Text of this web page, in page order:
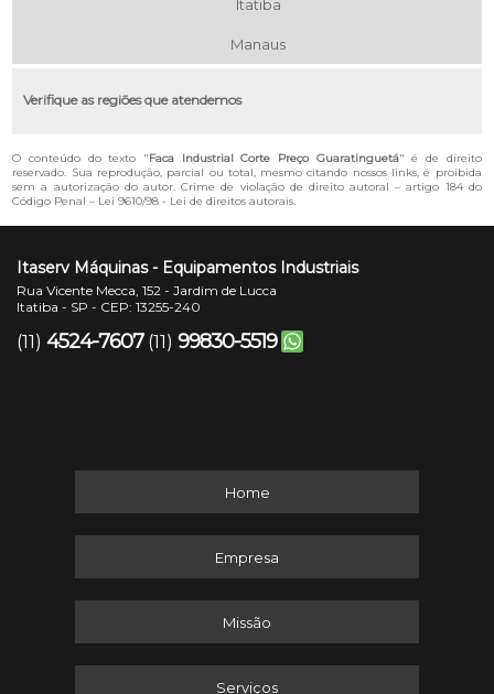
Itatiba
Manaus
Verifique as regiões que atendemos
O conteúdo do texto "Faca Industrial Corte Preço Guaratinguetá" é de direito
reservado. Sua reprodução, parcial ou total, mesmo citando nossos links, é proibida
sem a autorização do autor. Crime de violação de direito autoral – artigo 184 do
Código Penal – Lei 9610/98 - Lei de direitos autorais.
Itaserv Máquinas - Equipamentos Industriais
Rua Vicente Mecca, 152 - Jardim de Lucca
Itatiba - SP - CEP: 13255-240
(11) 4524-7607 (11) 99830-5519
Home
Empresa
Missão
Serviços